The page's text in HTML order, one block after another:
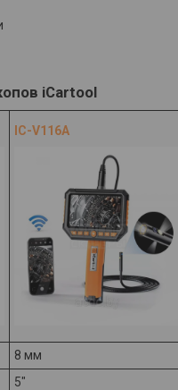
iCartool
IC-V116A
8 мм
5"